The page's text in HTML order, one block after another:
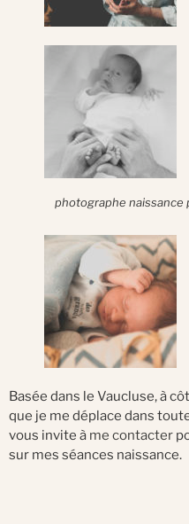
photographe naissance
Basée dans le Vaucluse, à
que je me déplace dans
vous invite à me contacter
sur mes séances naissance.